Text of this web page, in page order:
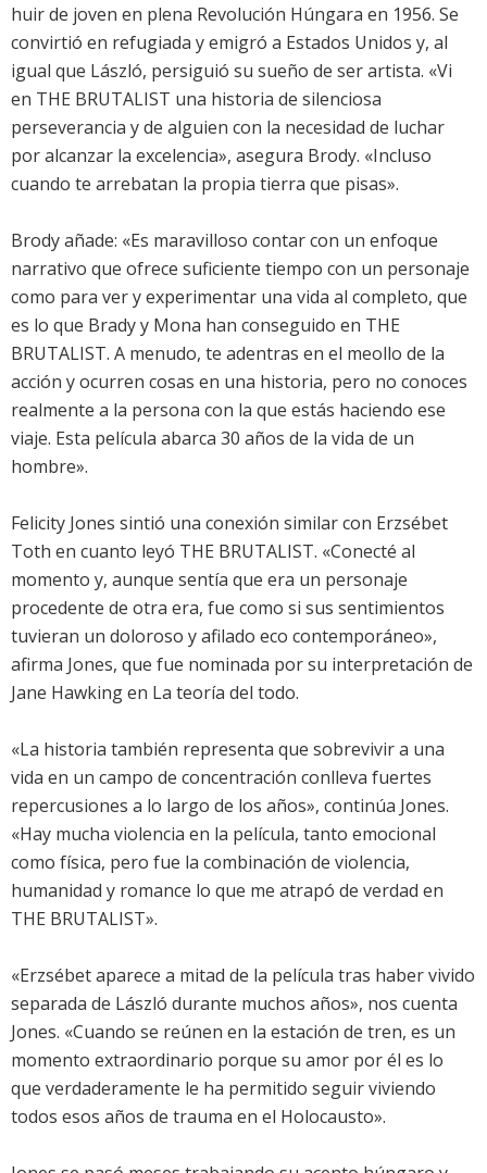
huir de joven en plena Revolución Húngara en 1956. Se
convirtió en refugiada y emigró a Estados Unidos y, al
igual que László, persiguió su sueño de ser artista. «Vi
en THE BRUTALIST una historia de silenciosa
perseverancia y de alguien con la necesidad de luchar
por alcanzar la excelencia», asegura Brody. «Incluso
cuando te arrebatan la propia tierra que pisas».
Brody añade: «Es maravilloso contar con un enfoque
narrativo que ofrece suficiente tiempo con un personaje
como para ver y experimentar una vida al completo, que
es lo que Brady y Mona han conseguido en THE
BRUTALIST. A menudo, te adentras en el meollo de la
acción y ocurren cosas en una historia, pero no conoces
realmente a la persona con la que estás haciendo ese
viaje. Esta película abarca 30 años de la vida de un
hombre».
Felicity Jones sintió una conexión similar con Erzsébet
Toth en cuanto leyó THE BRUTALIST. «Conecté al
momento y, aunque sentía que era un personaje
procedente de otra era, fue como si sus sentimientos
tuvieran un doloroso y afilado eco contemporáneo»,
afirma Jones, que fue nominada por su interpretación de
Jane Hawking en La teoría del todo.
«La historia también representa que sobrevivir a una
vida en un campo de concentración conlleva fuertes
repercusiones a lo largo de los años», continúa Jones.
«Hay mucha violencia en la película, tanto emocional
como física, pero fue la combinación de violencia,
humanidad y romance lo que me atrapó de verdad en
THE BRUTALIST».
«Erzsébet aparece a mitad de la película tras haber vivido
separada de László durante muchos años», nos cuenta
Jones. «Cuando se reúnen en la estación de tren, es un
momento extraordinario porque su amor por él es lo
que verdaderamente le ha permitido seguir viviendo
todos esos años de trauma en el Holocausto».